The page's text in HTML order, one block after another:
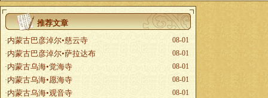
推荐文章
·内蒙古巴彦淖尔•慈云寺
08-01
·内蒙古巴彦淖尔•萨拉达布
08-01
·内蒙古乌海•觉海寺
08-01
·内蒙古乌海•愿海寺
08-01
·内蒙古乌海•观音寺
08-01